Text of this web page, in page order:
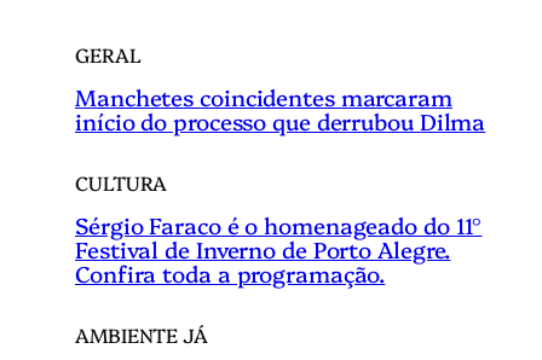
GERAL
Manchetes coincidentes marcaram
início do processo que derrubou Dilma
CULTURA
Sérgio Faraco é o homenageado do 11°
Festival de Inverno de Porto Alegre.
Confira toda a programação.
AMBIENTE JÁ